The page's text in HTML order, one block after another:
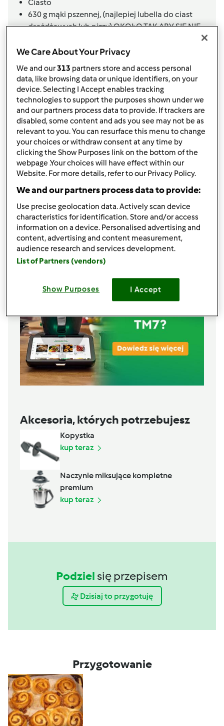
Ciasto
630g mąki pszennej, (najlepiej lubella do ciast
drożdżowych lub pizzy) OKOŁO TAK ABY SIĘ NIE
WIĘCEJ
60g drożdży świeżych
100 gcukru
75gmasła
3żółtka
1/2łyżeczki soli
Nadzienie
160gbrązowego cukru trzcinowego
30gmąki pszennej białej
1czubata łyżka cynamonu /ok.15g/
1garść rodzynek rożnych,można też użyć
żurawiny wg uznania
1łyżka słodkiej śmietanki
Lista zakupów
Akcesoria, których potrzebujesz
Kopystka
kup teraz
Naczynie miksujące kompletne
premium
kup teraz
Podziel się przepisem
Dzisiaj to przygotuję
Przygotowanie
We Care About Your Privacy
We and our313 partners store and access personal
data, like browsing data or unique identifiers, on your
device. Selecting I Accept enables tracking
technologies to support the purposes shown under we
and our partners process data to provide. If trackers are
disabled, some content and ads you see may not be as
relevant to you. You can resurface this menu to change
your choices or withdraw consent at any time by
clicking the Show Purposes link on the bottom of the
webpage .Your choices will have effect within our
Website. For more details, refer to our Privacy Policy.
We and our partners process data to provide:
Use precise geolocation data. Actively scan device
characteristics for identification. Store and/or access
information on a device. Personalised advertising and
content, advertising and content measurement,
audience research and services development.
List of Partners (vendors)
Show Purposes I Accept